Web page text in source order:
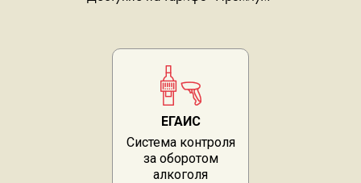
ЕГАИС
Система контроля
за оборотом
алкоголя